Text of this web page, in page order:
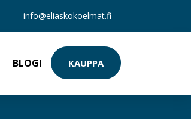
info@eliaskokoelmat.fi
BLOGI KAUPPA